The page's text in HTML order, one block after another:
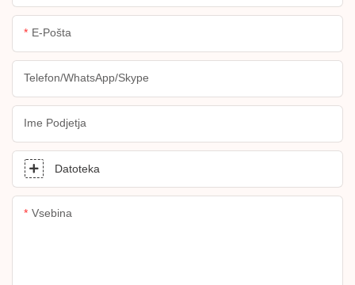
E-Pošta
Telefon/WhatsApp/Skype
Ime Podjetja
Datoteka
Vsebina